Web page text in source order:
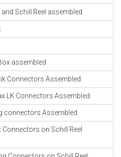
Schill Reel assembled
assembled
Connectors Assembled
LK Connectors Assembled
connectors Assembled
on Schill Reel